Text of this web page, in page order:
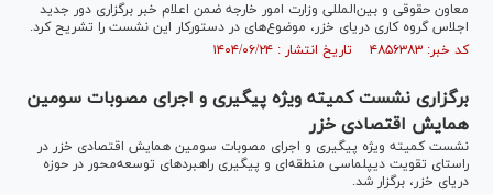
معاون حقوقی و بین‌المللی وزارت امور خارجه ضمن اعلام خبر برگزاری دور جدید
اجلاس گروه کاری دریای خزر، موضوع‌های در دستورکار این نشست را تشریح کرد.
کد خبر: ۴۸۵۶۳۸۳ تاریخ انتشار : ۱۴۰۴/۰۶/۲۴
برگزاری نشست کمیته ویژه پیگیری و اجرای مصوبات سومین
همایش اقتصادی خزر
نشست کمیته ویژه پیگیری و اجرای مصوبات سومین همایش اقتصادی خزر در
راستای تقویت دیپلماسی منطقه‌ای و پیگیری راهبردهای توسعه‌محور در حوزه
دریای خزر، برگزار شد.